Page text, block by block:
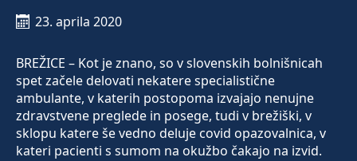
23. aprila 2020
BREŽICE – Kot je znano, so v slovenskih bolnišnicah
spet začele delovati nekatere specialistične
ambulante, v katerih postopoma izvajajo nenujne
zdravstvene preglede in posege, tudi v brežiški, v
sklopu katere še vedno deluje covid opazovalnica, v
kateri pacienti s sumom na okužbo čakajo na izvid.